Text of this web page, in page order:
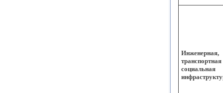
Инженерная,
транспортная
социальная